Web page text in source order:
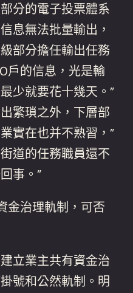
分的電子投票體系
息無法批量輸出，
部分擔任輸出任務
戶的信息，光是輸
少就要花十幾天。”
繁瑣之外，下層部
實在也并不熟習，”
道的任務職員還不
事。”
金治理軌制，可否
立業主共有資金治
號和公然軌制。明